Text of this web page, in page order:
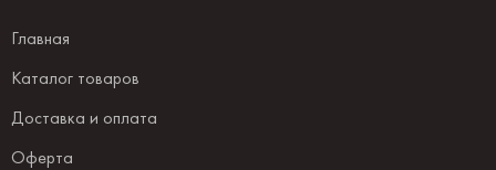
Главная
Каталог товаров
Доставка и оплата
Оферта